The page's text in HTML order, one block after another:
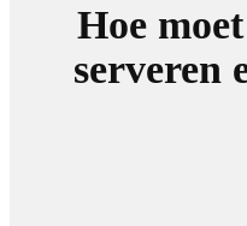
Hoe
serveren